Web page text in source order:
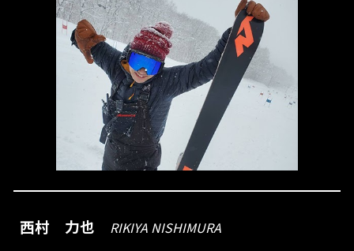
西村 力也 RIKIYA NISHIMURA